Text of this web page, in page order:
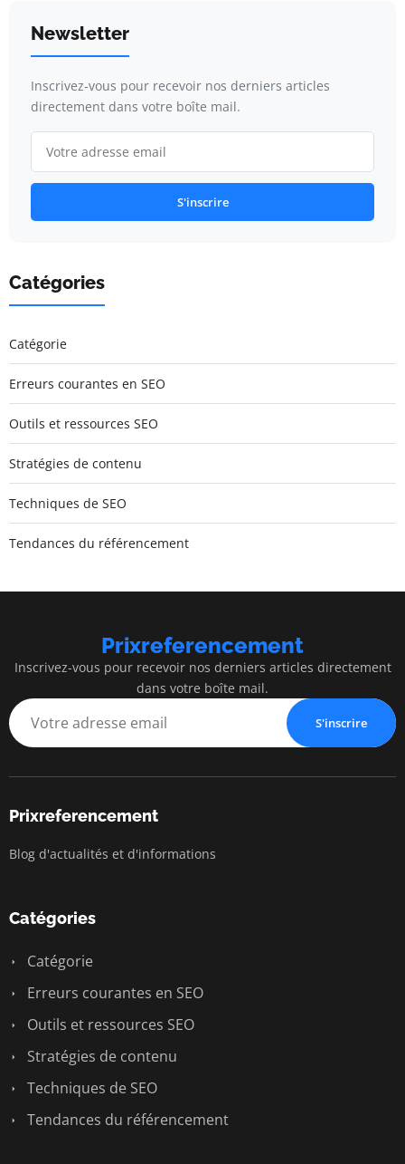
Newsletter
Inscrivez-vous pour recevoir nos derniers articles
directement dans votre boîte mail.
S'inscrire
Catégories
Catégorie
Erreurs courantes en SEO
Outils et ressources SEO
Stratégies de contenu
Techniques de SEO
Tendances du référencement
Prixreferencement
Inscrivez-vous pour recevoir nos derniers articles directement
dans votre boîte mail.
S'inscrire
Prixreferencement
Blog d'actualités et d'informations
Catégories
Catégorie
Erreurs courantes en SEO
Outils et ressources SEO
Stratégies de contenu
Techniques de SEO
Tendances du référencement